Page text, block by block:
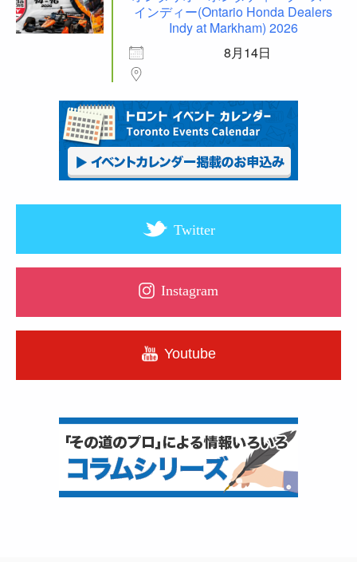
インディー(Ontario Honda Dealers
Indy at Markham) 2026
8月14日
Twitter
Instagram
Youtube